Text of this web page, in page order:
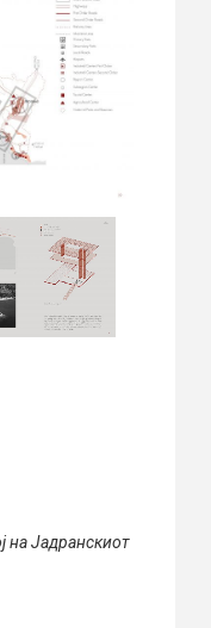
на Јадранскиот